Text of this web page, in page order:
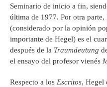
Seminario de inicio a fin,
última de 1977. Por otra parte,
(considerado por la opinión
importante de Hegel) es el
después de la Traumdeutung
el ensayo del profesor vienés
Respecto a los Escritos, Hegel